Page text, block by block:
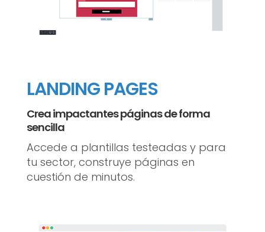
LANDING PAGES
Crea impactantes páginas de forma
sencilla
Accede a plantillas testeadas y para
tu sector, construye páginas en
cuestión de minutos.